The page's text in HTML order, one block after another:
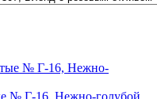
№ Г-16, Нежно-голубой